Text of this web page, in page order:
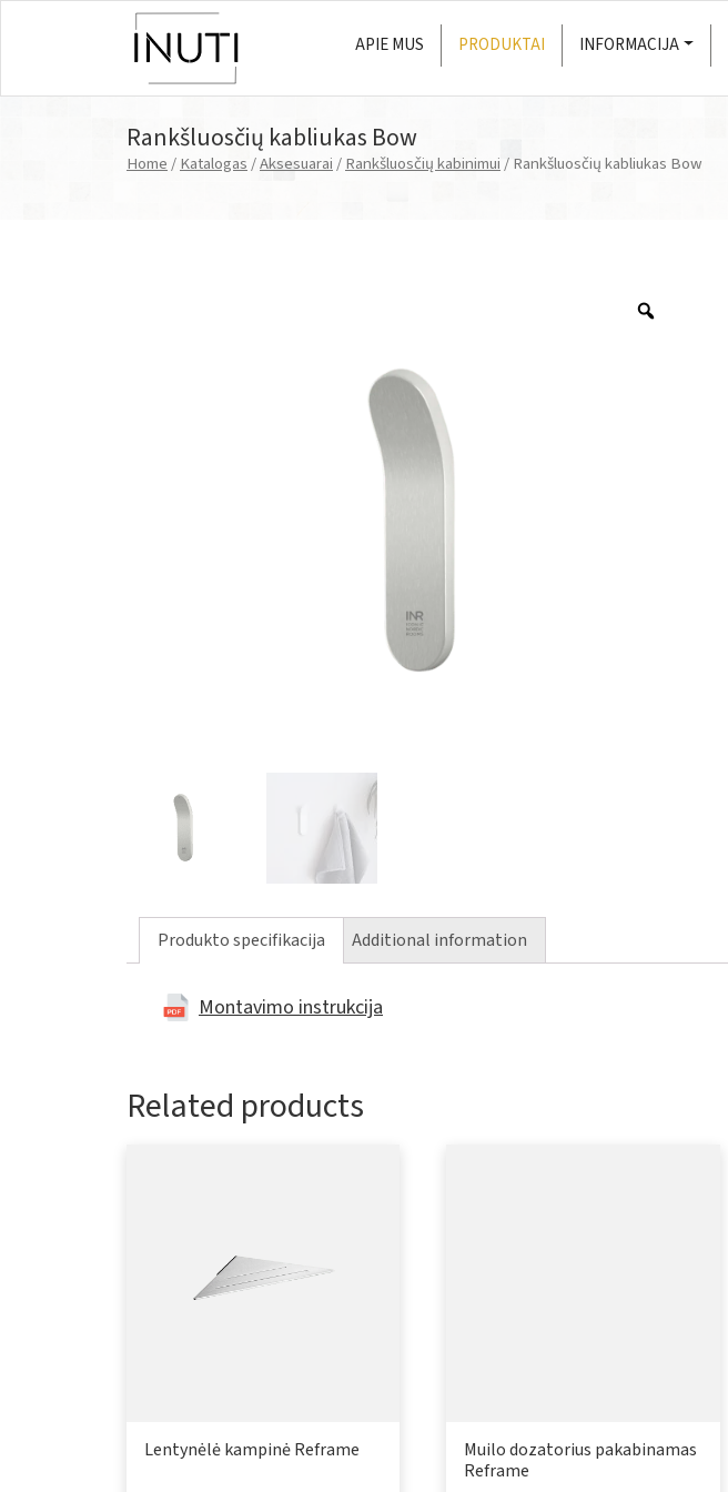
Main Navigation APIE MUS PRODUKTAI INFORMACIJA
Rankšluosčių kabliukas Bow
Home/Katalogas/Aksesuarai/Rankšluosčių kabinimui/ Rankšluosčių kabliukas Bow
Produkto specifikacija Additional information
Montavimo instrukcija
Related products
Lentynėlė kampinė Reframe
Muilo dozatorius pakabinamas
Reframe